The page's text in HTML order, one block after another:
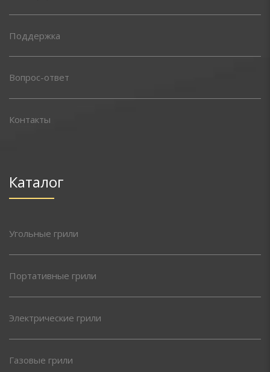
Поддержка
Вопрос-ответ
Контакты
Каталог
Угольные грили
Портативные грили
Электрические грили
Газовые грили